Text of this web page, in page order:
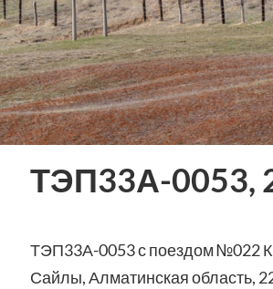
ТЭП33А-0053,
ТЭП33А-0053 с поездом №022
Сайлы, Алматинская область,